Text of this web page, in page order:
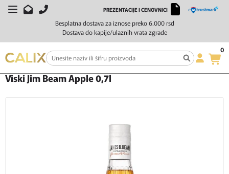
Besplatna dostava za iznose preko 6.000 rsd
Dostava do kapije/ulaznih vrata zgrade
PREZENTACIJE I CENOVNICI
0
Početna Žestoka pića Liker Viski Jim Beam Apple 0,7l
Viski Jim Beam Apple 0,7l